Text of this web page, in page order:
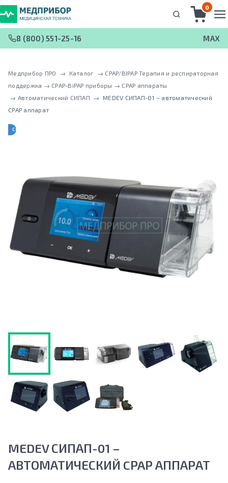
0
8 (800) 551-25-16 MAX
Медприбор ПРО → Каталог → CPAP/BIPAP Терапия и респираторная
поддержка → CPAP-BiPAP приборы → CPAP аппараты
→ Автоматический СИПАП →
MEDEV СИПАП-01 – автоматический
CPAP аппарат
СОБРАН В РФ
MEDEV СИПАП-01 –
АВТОМАТИЧЕСКИЙ CPAP АППАРАТ